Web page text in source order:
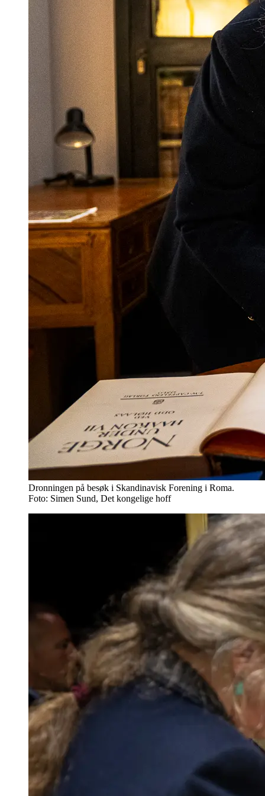
Dronningen på besøk i Skandinavisk Forening i Roma.
Foto: Simen Sund, Det kongelige hoff